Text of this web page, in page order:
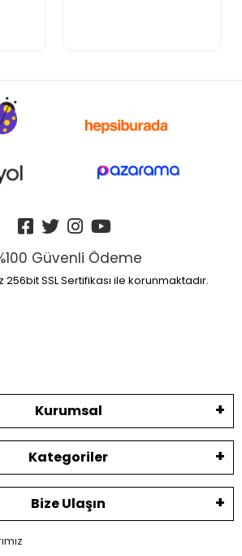
Güvenli Ödeme
SSL Sertifikası ile korunmaktadır.
Kurumsal
Kategoriler
Bize Ulaşın